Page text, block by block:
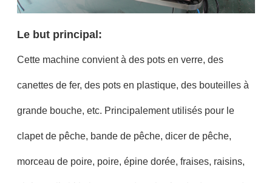
Le but principal:
Cette machine convient à des pots en verre, des
canettes de fer, des pots en plastique, des bouteilles à
grande bouche, etc. Principalement utilisés pour le
clapet de pêche, bande de pêche, dicer de pêche,
morceau de poire, poire, épine dorée, fraises, raisins,